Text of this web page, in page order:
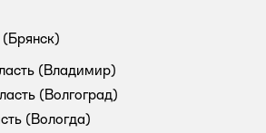
(Брянск)
(Владимир)
(Волгоград)
(Вологда)